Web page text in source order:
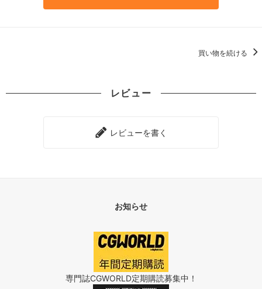
買い物を続ける
レビュー
レビューを書く
お知らせ
専門誌CGWORLD定期購読募集中！